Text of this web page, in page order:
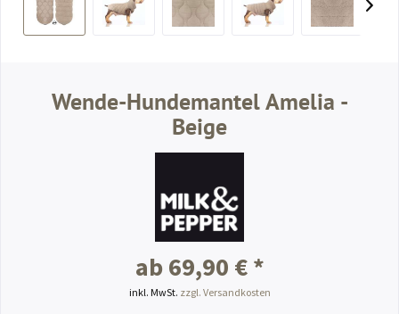
Wende-Hundemantel Amelia -
Beige
ab 69,90 € *
inkl. MwSt. zzgl. Versandkosten